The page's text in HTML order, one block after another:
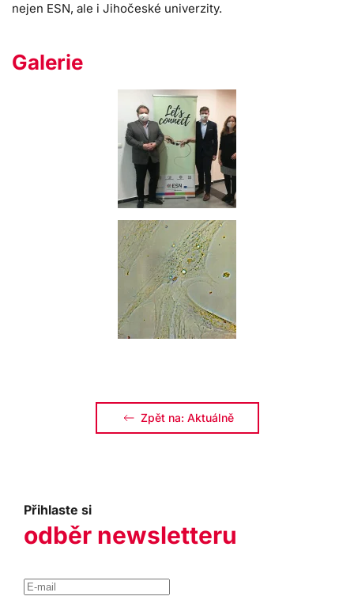
nejen ESN, ale i Jihočeské univerzity.
Galerie
Zpět na: Aktuálně
Přihlaste si
odběr newsletteru